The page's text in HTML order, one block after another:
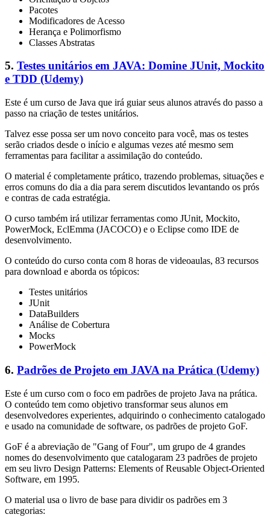
Pacotes
Modificadores de Acesso
Herança e Polimorfismo
Classes Abstratas
5. Testes unitários em JAVA: Domine JUnit, Mockito
e TDD (Udemy)
Este é um curso de Java que irá guiar seus alunos através do passo a
passo na criação de testes unitários.
Talvez esse possa ser um novo conceito para você, mas os testes
serão criados desde o início e algumas vezes até mesmo sem
ferramentas para facilitar a assimilação do conteúdo.
O material é completamente prático, trazendo problemas, situações e
erros comuns do dia a dia para serem discutidos levantando os prós
e contras de cada estratégia.
O curso também irá utilizar ferramentas como JUnit, Mockito,
PowerMock, EclEmma (JACOCO) e o Eclipse como IDE de
desenvolvimento.
O conteúdo do curso conta com 8 horas de videoaulas, 83 recursos
para download e aborda os tópicos:
Testes unitários
JUnit
DataBuilders
Análise de Cobertura
Mocks
PowerMock
6. Padrões de Projeto em JAVA na Prática (Udemy)
Este é um curso com o foco em padrões de projeto Java na prática.
O conteúdo tem como objetivo transformar seus alunos em
desenvolvedores experientes, adquirindo o conhecimento catalogado
e usado na comunidade de software, os padrões de projeto GoF.
GoF é a abreviação de "Gang of Four", um grupo de 4 grandes
nomes do desenvolvimento que catalogaram 23 padrões de projeto
em seu livro Design Patterns: Elements of Reusable Object-Oriented
Software, em 1995.
O material usa o livro de base para dividir os padrões em 3
categorias: